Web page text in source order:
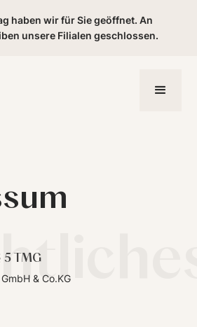
haben wir für Sie geöffnet. An
unsere Filialen geschlossen.
TMG
& Co.KG